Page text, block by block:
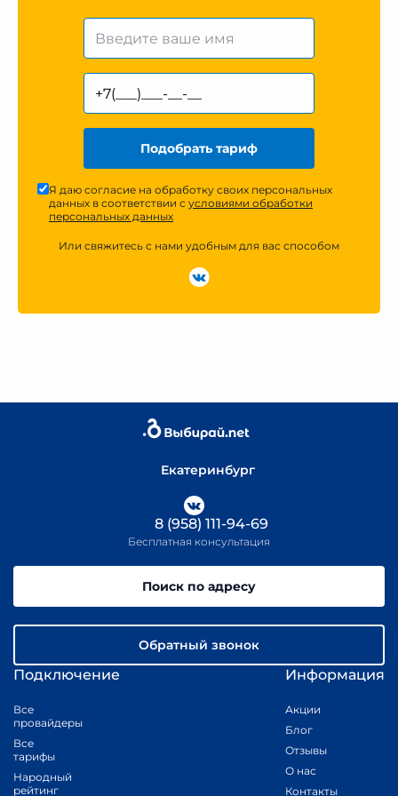
Подобрать тариф
Я даю согласие на обработку своих персональных
данных в соответствии с условиями обработки
персональных данных
Или свяжитесь с нами удобным для вас способом
Екатеринбург
Подключение
Все
провайдеры
Все
тарифы
Народный
рейтинг
Информация
Акции
Блог
Отзывы
О нас
Контакты
8 (958) 111-94-69
Бесплатная консультация
Поиск по адресу
Обратный звонок